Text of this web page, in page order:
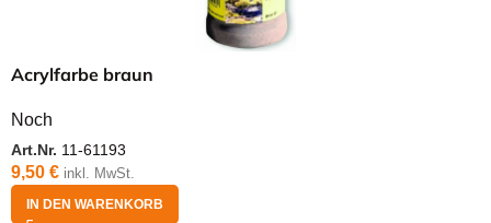
Acrylfarbe braun
Noch
Art.Nr. 11-61193
9,50 € inkl. MwSt.
IN DEN WARENKORB